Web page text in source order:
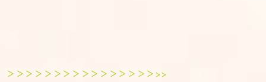
＞＞＞＞＞＞＞＞＞＞＞＞＞＞＞＞>>